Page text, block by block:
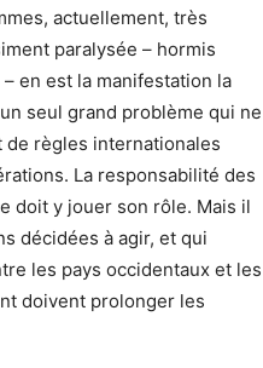
actuellement, très
paralysée – hormis
en est la manifestation la
seul grand problème qui ne
règles internationales
La responsabilité des
doit y jouer son rôle. Mais il
décidées à agir, et qui
les pays occidentaux et les
doivent prolonger les